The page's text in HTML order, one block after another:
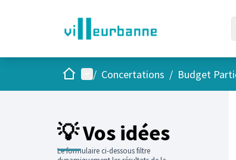
AccueilMenu principal
/ Concertations / Budget
💡 Vos idées
Le formulaire ci-dessous filtre